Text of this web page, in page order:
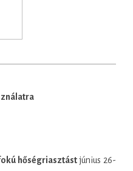
fokú hőségriasztástjúnius 26-